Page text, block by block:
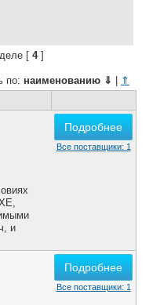
[ 4]
по: наименованию ⇓
⇑
и
Подробнее
Все поставщики: 1
Подробнее
Все поставщики: 1